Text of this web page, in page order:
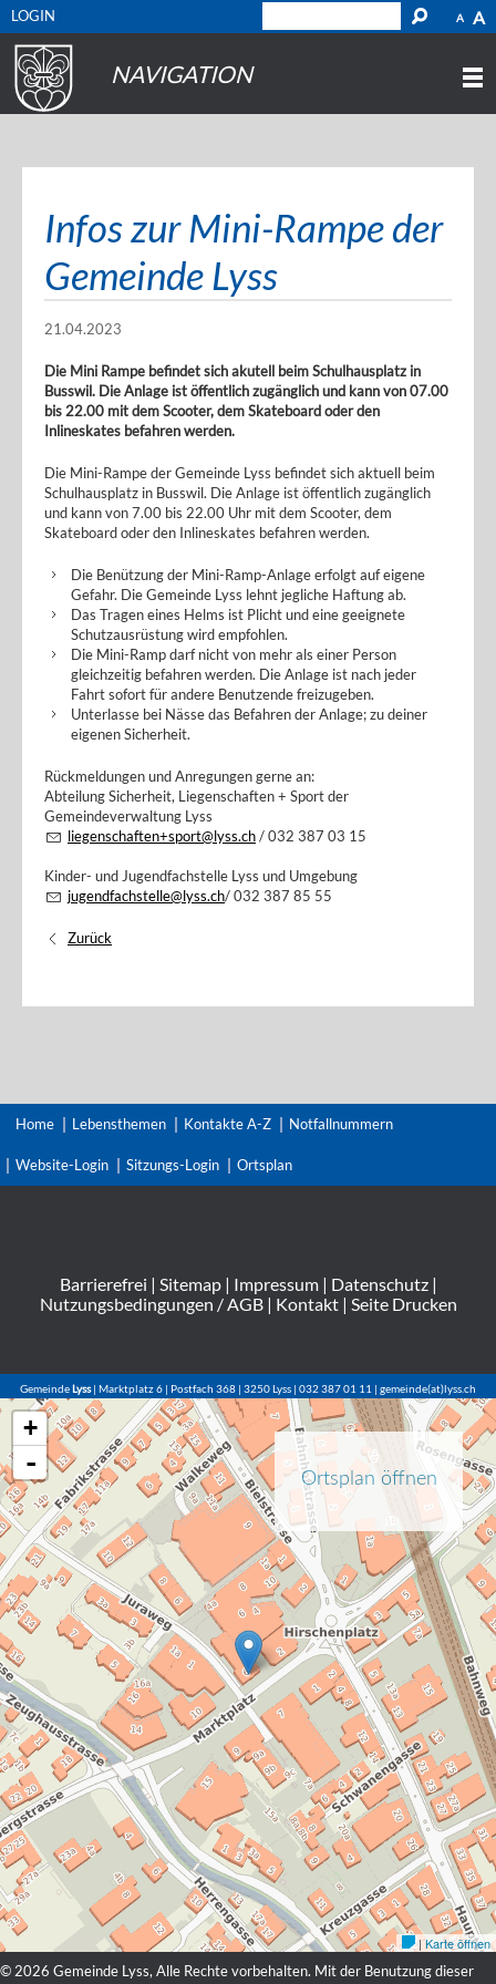
A A
LOGIN
NAVIGATION
Infos zur Mini-Rampe der
Gemeinde Lyss
21.04.2023
Die Mini Rampe befindet sich akutell beim Schulhausplatz in
Busswil. Die Anlage ist öffentlich zugänglich und kann von 07.00
bis 22.00 mit dem Scooter, dem Skateboard oder den
Inlineskates befahren werden.
Die Mini-Rampe der Gemeinde Lyss befindet sich aktuell beim
Schulhausplatz in Busswil. Die Anlage ist öffentlich zugänglich
und kann von 7.00 bis 22.00 Uhr mit dem Scooter, dem
Skateboard oder den Inlineskates befahren werden.
Die Benützung der Mini-Ramp-Anlage erfolgt auf eigene
Gefahr. Die Gemeinde Lyss lehnt jegliche Haftung ab.
Das Tragen eines Helms ist Plicht und eine geeignete
Schutzausrüstung wird empfohlen.
Die Mini-Ramp darf nicht von mehr als einer Person
gleichzeitig befahren werden. Die Anlage ist nach jeder
Fahrt sofort für andere Benutzende freizugeben.
Unterlasse bei Nässe das Befahren der Anlage; zu deiner
eigenen Sicherheit.
Rückmeldungen und Anregungen gerne an:
Abteilung Sicherheit, Liegenschaften + Sport der
Gemeindeverwaltung Lyss
liegenschaften+sport@lyss.ch/ 032 387 03 15
Kinder- und Jugendfachstelle Lyss und Umgebung
jugendfachstelle@lyss.ch/ 032 387 85 55
Zurück
Home Lebensthemen Kontakte A-Z Notfallnummern
Website-Login Sitzungs-Login Ortsplan
Barrierefrei | Sitemap| Impressum| Datenschutz|
Nutzungsbedingungen / AGB| Kontakt| Seite Drucken
GemeindeLyss| Marktplatz 6 | Postfach 368 | 3250 Lyss | 032 387 01 11 | gemeinde(at)lyss.ch
© 2026 Gemeinde Lyss, Alle Rechte vorbehalten. Mit der Benutzung dieser